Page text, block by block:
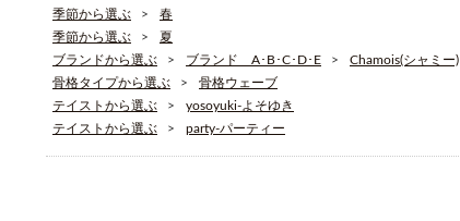
季節から選ぶ
春
季節から選ぶ
夏
ブランドから選ぶ
ブランド A･B･C･D･E
Chamois(シャミー)
骨格タイプから選ぶ
骨格ウェーブ
テイストから選ぶ
yosoyuki-よそゆき
テイストから選ぶ
party-パーティー